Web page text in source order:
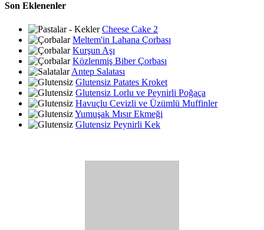
Son Eklenenler
Cheese Cake 2
Meltem'in Lahana Çorbası
Kurşun Aşı
Közlenmiş Biber Çorbası
Antep Salatası
Glutensiz Patates Kroket
Glutensiz Lorlu ve Peynirli Poğaça
Havuçlu Cevizli ve Üzümlü Muffinler
Yumuşak Mısır Ekmeği
Glutensiz Peynirli Kek